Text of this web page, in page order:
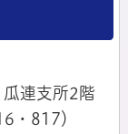
連支所2階
・817）